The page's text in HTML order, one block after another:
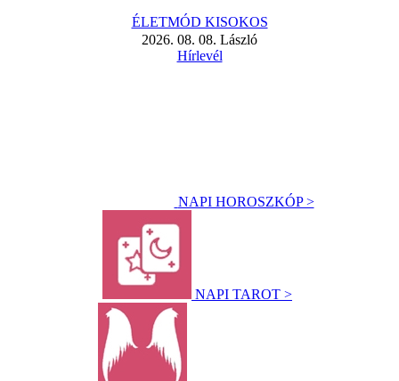
ÉLETMÓD KISOKOS
2026. 08. 08. László
Hírlevél
NAPI HOROSZKÓP >
NAPI TAROT >